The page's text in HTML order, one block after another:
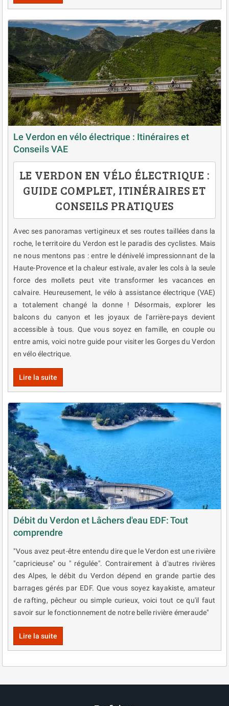
Le Verdon en vélo électrique : Itinéraires et
Conseils VAE
LE VERDON EN VÉLO ÉLECTRIQUE :
GUIDE COMPLET, ITINÉRAIRES ET
CONSEILS PRATIQUES
Avec ses panoramas vertigineux et ses routes taillées dans la
roche, le territoire du Verdon est le paradis des cyclistes. Mais
ne nous mentons pas : entre le dénivelé impressionnant de la
Haute-Provence et la chaleur estivale, avaler les cols à la seule
force des mollets peut vite transformer les vacances en
calvaire. Heureusement, le vélo à assistance électrique (VAE)
a totalement changé la donne ! Désormais, explorer les
balcons du canyon et les joyaux de l'arrière-pays devient
accessible à tous. Que vous soyez en famille, en couple ou
entre amis, voici notre guide pour visiter les Gorges du Verdon
en vélo électrique.
Lire la suite
Débit du Verdon et Lâchers d'eau EDF: Tout
comprendre
"Vous avez peut-être entendu dire que le Verdon est une rivière
"capricieuse" ou " régulée". Contrairement à d'autres rivières
des Alpes, le débit du Verdon dépend en grande partie des
barrages gérés par EDF. Que vous soyez kayakiste, amateur
de rafting, pêcheur ou simple curieux, voici tout ce qu'il faut
savoir sur le fonctionnement de notre belle rivière émeraude"
Lire la suite